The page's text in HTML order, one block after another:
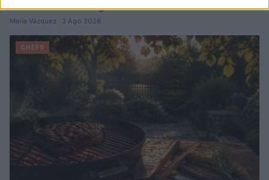
diferencias de sus gastronomías
María Vázquez · 3 Ago 2026
CHEFS